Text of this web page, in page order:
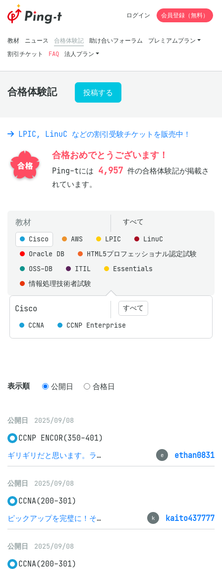
教材 ニュース 合格体験記 助け合いフォーラム
プレミアムプラン
割引チケット
FAQ 法人プラン
ログイン 会員登録（無料）
合格体験記 投稿する
LPIC, LinuC などの割引受験チケットを販売中！
合格おめでとうございます！
Ping-tには 4,957 件の合格体験記が掲載さ
れています。
教材 すべて
Cisco AWS LPIC
LinuC
Oracle DB
HTML5プロフェッショナル認定試験
OSS-DB
ITIL
Essentials
情報処理技術者試験
Cisco すべて
CCNA CCNP Enterprise
表示順 公開日 合格日
公開日 2025/09/08
CCNP ENCOR(350-401)
ギリギリだと思います。ラボ問題対策が生きました。（スコア有り）
e ethan0831
公開日 2025/09/08
CCNA(200-301)
ピックアップを完璧に！そして落ち着いていれば合格できる！
k kaito437777
公開日 2025/09/08
CCNA(200-301)